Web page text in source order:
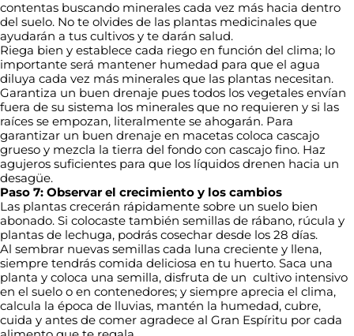
contentas buscando minerales cada vez más hacia dentro
del suelo. No te olvides de las plantas medicinales que
ayudarán a tus cultivos y te darán salud.
Riega bien y establece cada riego en función del clima; lo
importante será mantener humedad para que el agua
diluya cada vez más minerales que las plantas necesitan.
Garantiza un buen drenaje pues todos los vegetales envían
fuera de su sistema los minerales que no requieren y si las
raíces se empozan, literalmente se ahogarán. Para
garantizar un buen drenaje en macetas coloca cascajo
grueso y mezcla la tierra del fondo con cascajo fino. Haz
agujeros suficientes para que los líquidos drenen hacia un
desagüe.
Paso 7: Observar el crecimiento y los cambios
Las plantas crecerán rápidamente sobre un suelo bien
abonado. Si colocaste también semillas de rábano, rúcula y
plantas de lechuga, podrás cosechar desde los 28 días.
Al sembrar nuevas semillas cada luna creciente y llena,
siempre tendrás comida deliciosa en tu huerto. Saca una
planta y coloca una semilla, disfruta de un cultivo intensivo
en el suelo o en contenedores; y siempre aprecia el clima,
calcula la época de lluvias, mantén la humedad, cubre,
cuida y antes de comer agradece al Gran Espíritu por cada